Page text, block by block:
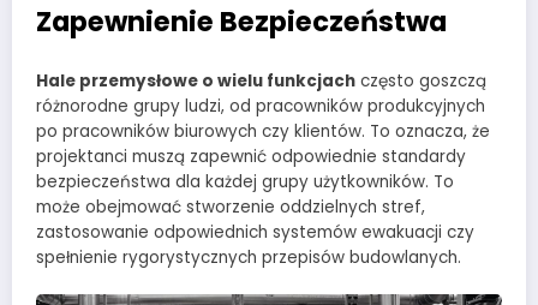
Zapewnienie Bezpieczeństwa
Hale przemysłowe o wielu funkcjach często goszczą
różnorodne grupy ludzi, od pracowników produkcyjnych
po pracowników biurowych czy klientów. To oznacza, że
projektanci muszą zapewnić odpowiednie standardy
bezpieczeństwa dla każdej grupy użytkowników. To
może obejmować stworzenie oddzielnych stref,
zastosowanie odpowiednich systemów ewakuacji czy
spełnienie rygorystycznych przepisów budowlanych.